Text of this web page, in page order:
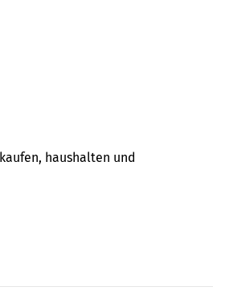
haushalten und